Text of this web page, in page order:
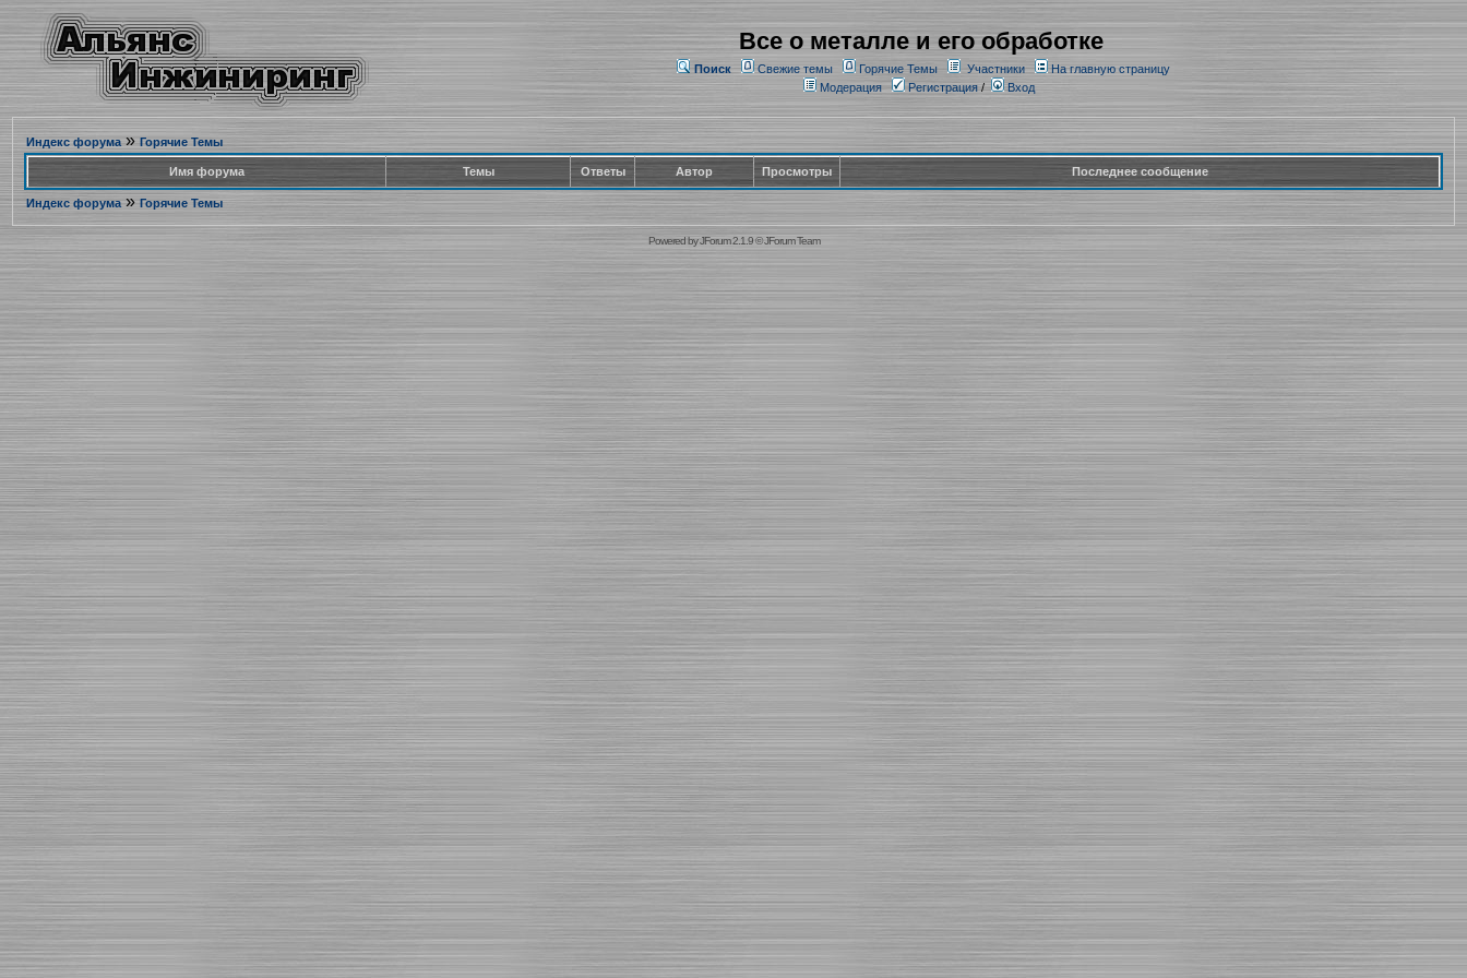
Все о металле и его обработке
Поиск Свежие темы Горячие Темы Участники
На главную страницу
Модерация
Регистрация/ Вход
Индекс форума» Горячие Темы
Имя форума Темы Ответы Автор Просмотры Последнее сообщение
Индекс форума» Горячие Темы
Powered byJForum 2.1.9©JForum Team